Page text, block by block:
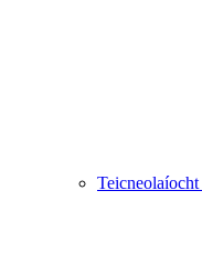
Teicneolaíocht